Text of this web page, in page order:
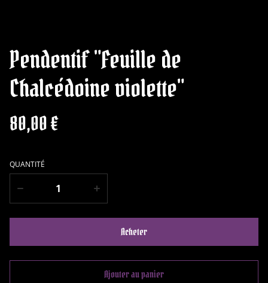
Pendentif "Feuille de
Chalcédoine violette"
80,00 €
QUANTITÉ
Acheter
Ajouter au panier